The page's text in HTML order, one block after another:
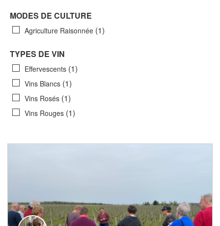
MODES DE CULTURE
Agriculture Raisonnée (1)
TYPES DE VIN
Effervescents (1)
Vins Blancs (1)
Vins Rosés (1)
Vins Rouges (1)